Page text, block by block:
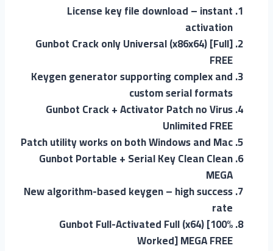
License key file download – instant
activation
Gunbot Crack only Universal (x86x64) [Full]
FREE
Keygen generator supporting complex and
custom serial formats
Gunbot Crack + Activator Patch no Virus
Unlimited FREE
Patch utility works on both Windows and Mac
Gunbot Portable + Serial Key Clean Clean
MEGA
New algorithm-based keygen – high success
rate
Gunbot Full-Activated Full (x64) [100%
Worked] MEGA FREE